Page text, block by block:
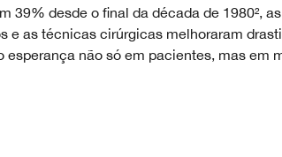
desde o final da década de 1980²,
e as técnicas cirúrgicas melhoraram
não só em pacientes, mas em